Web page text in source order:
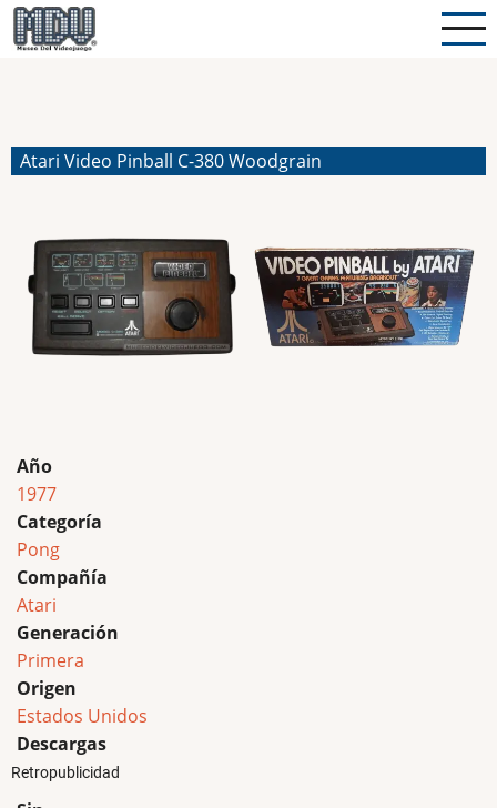
Pasar
al
Atari Video Pinball C-380 Woodgrain
Año
1977
Categoría
Pong
Compañía
Atari
Generación
Primera
Origen
Estados Unidos
Descargas
Retropublicidad